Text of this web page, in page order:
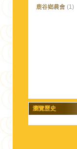
鹿谷鄉農會 (1)
瀏覽歷史